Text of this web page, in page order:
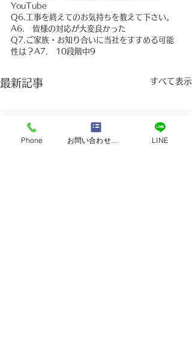
YouTube
Q6.工事を終えてのお気持ちを教えて下さい。
A6.　皆様の対応が大変良かった
Q7.ご家族・お知り合いに当社をすすめる可能
性は？A7.　10段階中9
最新記事 すべて表示
Phone お問い合わせフォーム LINE